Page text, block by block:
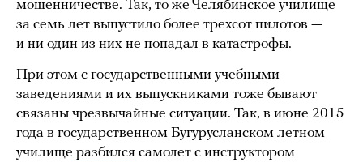
мошенничестве. Так, то же Челябинское училище
за семь лет выпустило более трехсот пилотов —
и ни один из них не попадал в катастрофы.
При этом с государственными учебными
заведениями и их выпускниками тоже бывают
связаны чрезвычайные ситуации. Так, в июне 2015
года в государственном Бугурусланском летном
училище разбился самолет с инструктором